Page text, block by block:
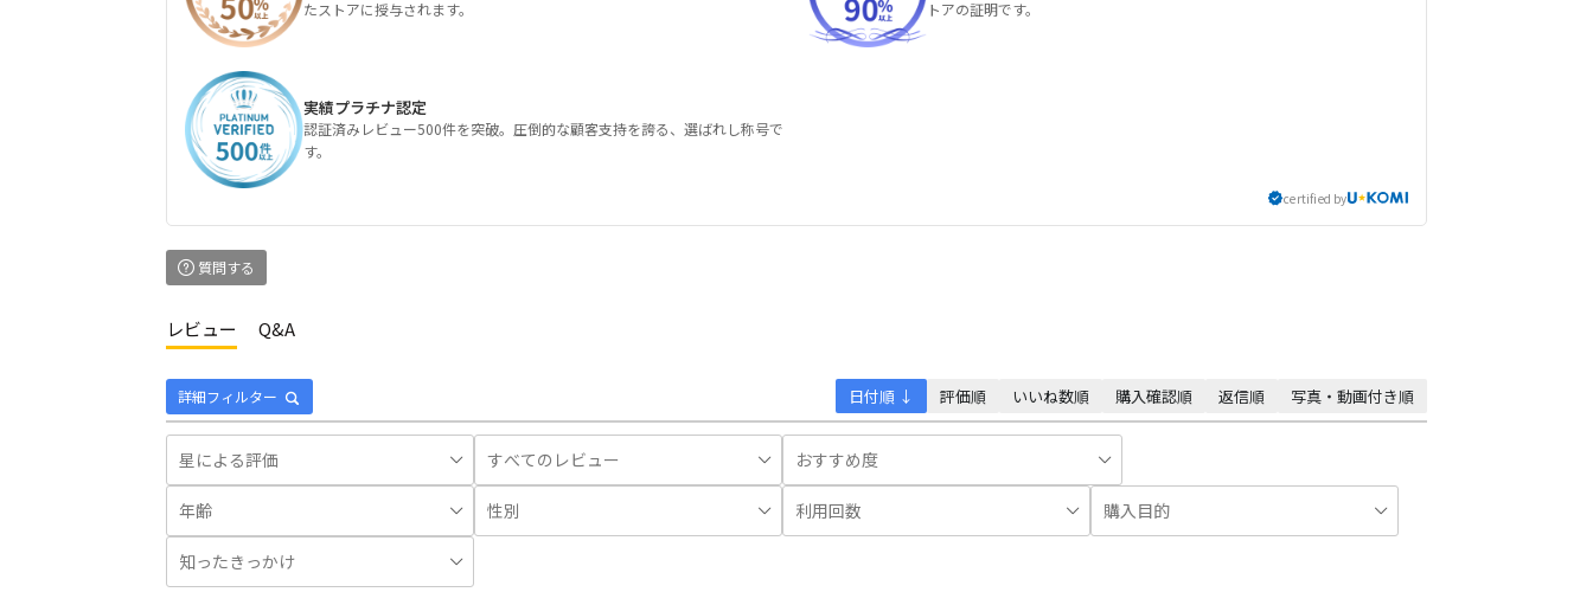
たストアに授与されます。
トアの証明です。
実績プラチナ認定
認証済みレビュー500件を突破。圧倒的な顧客支持を誇る、選ばれし称号で
す。
certified by
質問する
レビュー Q&A
詳細フィルター 日付順 ↓ 評価順 いいね数順 購入確認順 返信順 写真・動画付き順